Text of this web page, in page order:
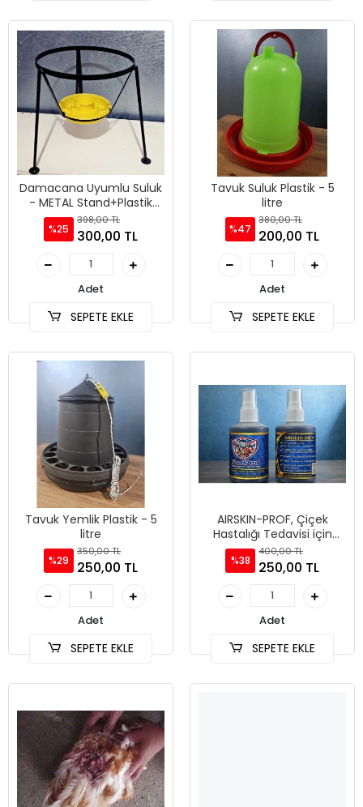
Damacana Uyumlu Suluk
- METAL Stand+Plastik
Suluk Aparat -19 litre
%25
398,00 TL
300,00 TL
Adet
SEPETE EKLE
Tavuk Suluk Plastik - 5
litre
%47
380,00 TL
200,00 TL
Adet
SEPETE EKLE
Tavuk Yemlik Plastik - 5
litre
%29
350,00 TL
250,00 TL
Adet
SEPETE EKLE
AIRSKIN-PROF, Çiçek
Hastalığı Tedavisi için
Doğal Antiseptik Sprey -
100ml
%38
400,00 TL
250,00 TL
Adet
SEPETE EKLE